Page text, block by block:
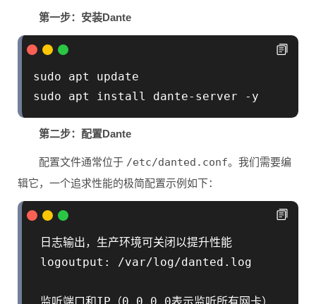
第一步：安装Dante
sudo apt update
sudo apt install dante-server -y
第二步：配置Dante
配置文件通常位于 /etc/danted.conf。我们需要编
辑它，一个追求性能的极简配置示例如下：
日志输出，生产环境可关闭以提升性能
logoutput: /var/log/danted.log